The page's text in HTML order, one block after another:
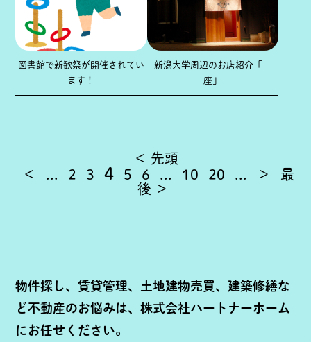
図書館で新歓祭が開催されてい
ます！
新潟大学周辺のお店紹介「一
座」
＜ 先頭
＜
2 3 4 5 6 10 20 ＞
最
後 ＞
物件探し、賃貸管理、土地建物売買、建築修繕な
ど不動産のお悩みは、株式会社ハートナーホーム
にお任せください。